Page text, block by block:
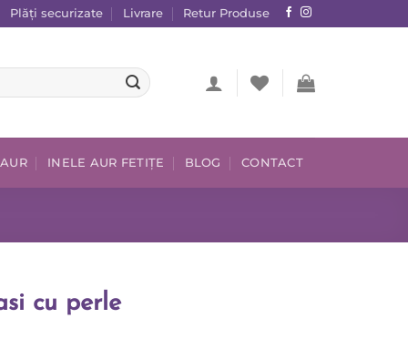
Plăți securizate Livrare Retur Produse
INELE AUR FETIȚE BLOG CONTACT
cu perle